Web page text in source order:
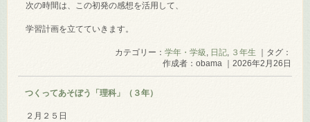
次の時間は、この初発の感想を活用して、
学習計画を立てていきます。
カテゴリー： 学年・学級 , 日記, ３年生 ｜タグ：
作成者：obama ｜2026年2月26日
つくってあそぼう「理科」（３年）
２月２５日